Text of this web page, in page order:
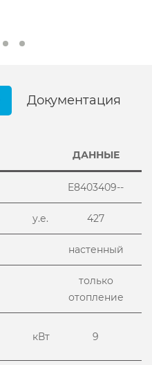
Документация
ДАННЫЕ
E8403409--
у.е. 427
настенный
только
отопление
кВт 9